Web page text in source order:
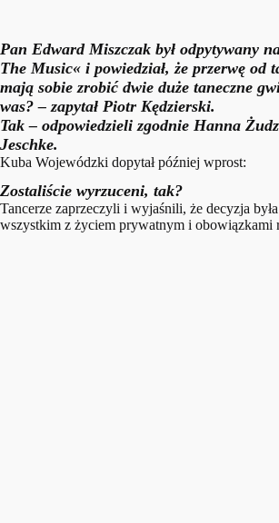
Pan Edward Miszczak był odpytywany
The Music« i powiedział, że przerwę od
mają sobie zrobić dwie duże taneczne
was? – zapytał Piotr Kędzierski.
Tak– odpowiedzieli zgodnie Hanna
Jeschke.
Kuba Wojewódzki dopytał później wprost:
Zostaliście wyrzuceni, tak?
Tancerze zaprzeczyli i wyjaśnili, że decyzja
wszystkim z życiem prywatnym i obowiązkami